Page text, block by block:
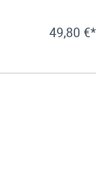
49,80 €*